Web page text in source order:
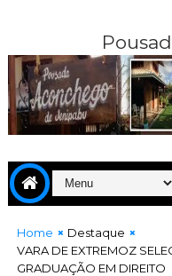
Home
Destaque
VARA DE EXTREMOZ
GRADUAÇÃO EM DIREITO